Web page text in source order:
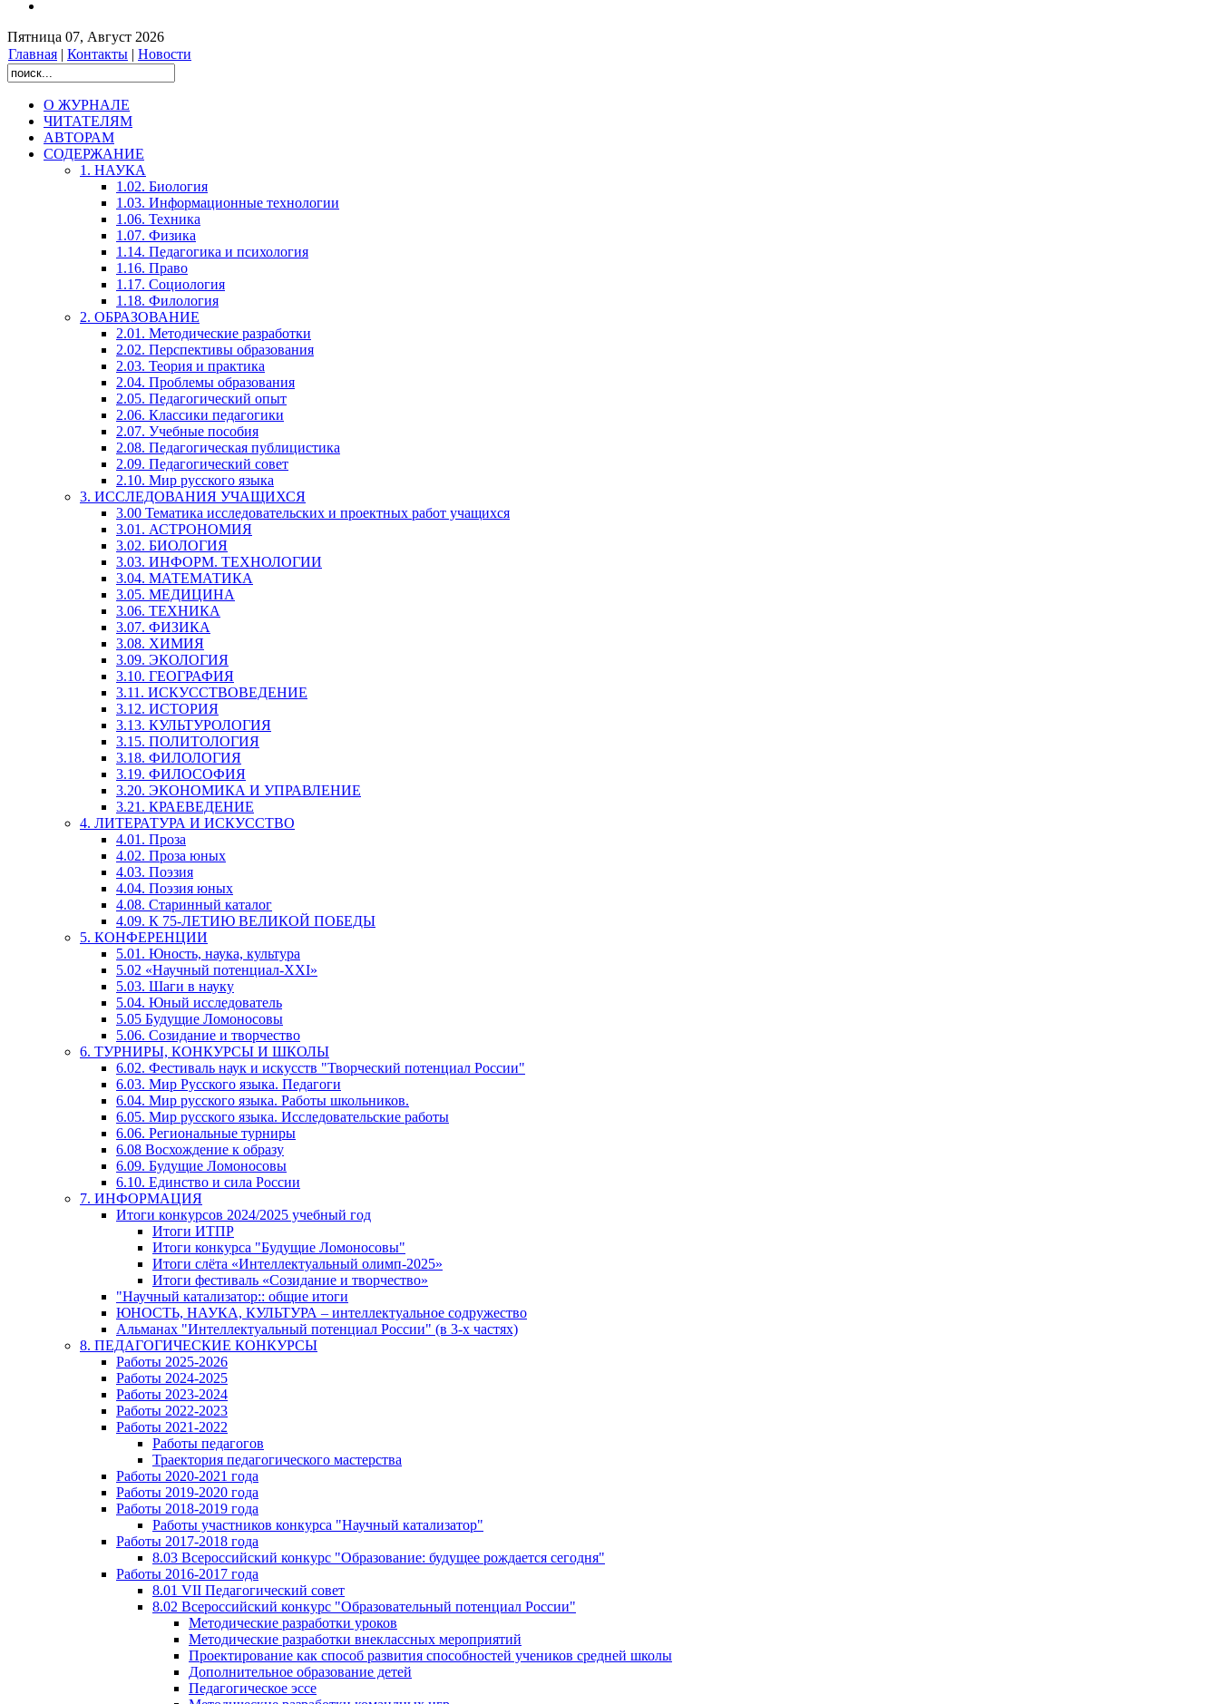
Пятница 07, Август 2026
Главная | Контакты | Новости
О ЖУРНАЛЕ
ЧИТАТЕЛЯМ
АВТОРАМ
СОДЕРЖАНИЕ
1. НАУКА
1.02. Биология
1.03. Информационные технологии
1.06. Техника
1.07. Физика
1.14. Педагогика и психология
1.16. Право
1.17. Социология
1.18. Филология
2. ОБРАЗОВАНИЕ
2.01. Методические разработки
2.02. Перспективы образования
2.03. Теория и практика
2.04. Проблемы образования
2.05. Педагогический опыт
2.06. Классики педагогики
2.07. Учебные пособия
2.08. Педагогическая публицистика
2.09. Педагогический совет
2.10. Мир русского языка
3. ИССЛЕДОВАНИЯ УЧАЩИХСЯ
3.00 Тематика исследовательских и проектных работ учащихся
3.01. АСТРОНОМИЯ
3.02. БИОЛОГИЯ
3.03. ИНФОРМ. ТЕХНОЛОГИИ
3.04. МАТЕМАТИКА
3.05. МЕДИЦИНА
3.06. ТЕХНИКА
3.07. ФИЗИКА
3.08. ХИМИЯ
3.09. ЭКОЛОГИЯ
3.10. ГЕОГРАФИЯ
3.11. ИСКУССТВОВЕДЕНИЕ
3.12. ИСТОРИЯ
3.13. КУЛЬТУРОЛОГИЯ
3.15. ПОЛИТОЛОГИЯ
3.18. ФИЛОЛОГИЯ
3.19. ФИЛОСОФИЯ
3.20. ЭКОНОМИКА И УПРАВЛЕНИЕ
3.21. КРАЕВЕДЕНИЕ
4. ЛИТЕРАТУРА И ИСКУССТВО
4.01. Проза
4.02. Проза юных
4.03. Поэзия
4.04. Поэзия юных
4.08. Старинный каталог
4.09. К 75-ЛЕТИЮ ВЕЛИКОЙ ПОБЕДЫ
5. КОНФЕРЕНЦИИ
5.01. Юность, наука, культура
5.02 «Научный потенциал-XXI»
5.03. Шаги в науку
5.04. Юный исследователь
5.05 Будущие Ломоносовы
5.06. Созидание и творчество
6. ТУРНИРЫ, КОНКУРСЫ И ШКОЛЫ
6.02. Фестиваль наук и искусств "Творческий потенциал России"
6.03. Мир Русского языка. Педагоги
6.04. Мир русского языка. Работы школьников.
6.05. Мир русского языка. Исследовательские работы
6.06. Региональные турниры
6.08 Восхождение к образу
6.09. Будущие Ломоносовы
6.10. Единство и сила России
7. ИНФОРМАЦИЯ
Итоги конкурсов 2024/2025 учебный год
Итоги ИТПР
Итоги конкурса "Будущие Ломоносовы"
Итоги слёта «Интеллектуальный олимп-2025»
Итоги фестиваль «Созидание и творчество»
"Научный катализатор:: общие итоги
ЮНОСТЬ, НАУКА, КУЛЬТУРА – интеллектуальное содружество
Альманах "Интеллектуальный потенциал России" (в 3-х частях)
8. ПЕДАГОГИЧЕСКИЕ КОНКУРСЫ
Работы 2025-2026
Работы 2024-2025
Работы 2023-2024
Работы 2022-2023
Работы 2021-2022
Работы педагогов
Траектория педагогического мастерства
Работы 2020-2021 года
Работы 2019-2020 года
Работы 2018-2019 года
Работы участников конкурса "Научный катализатор"
Работы 2017-2018 года
8.03 Всероссийский конкурс "Образование: будущее рождается сегодня"
Работы 2016-2017 года
8.01 VII Педагогический совет
8.02 Всероссийский конкурс "Образовательный потенциал России"
Методические разработки уроков
Методические разработки внеклассных мероприятий
Проектирование как способ развития способностей учеников средней школы
Дополнительное образование детей
Педагогическое эссе